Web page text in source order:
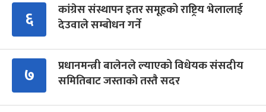
६
कांग्रेस संस्थापन इतर समूहको राष्ट्रिय भेलालाई
देउवाले सम्बोधन गर्ने
७
प्रधानमन्त्री बालेनले ल्याएको विधेयक संसदीय
समितिबाट जस्ताको तस्तै सदर